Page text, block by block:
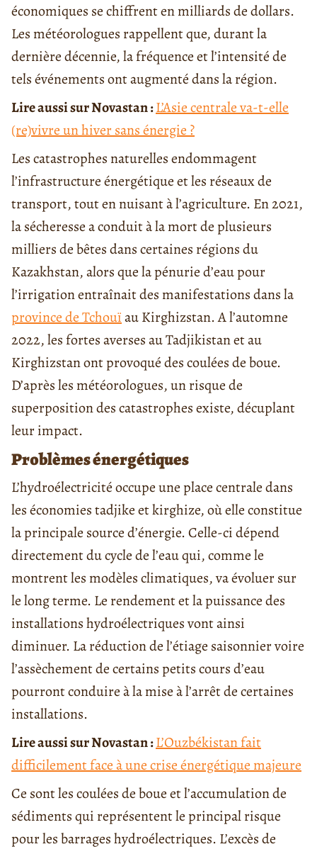
économiques se chiffrent en milliards de dollars.
Les météorologues rappellent que, durant la
dernière décennie, la fréquence et l’intensité de
tels événements ont augmenté dans la région.
Lire aussi sur Novastan :L’Asie centrale va-t-elle
(re)vivre un hiver sans énergie ?
Les catastrophes naturelles endommagent
l’infrastructure énergétique et les réseaux de
transport, tout en nuisant à l’agriculture. En 2021,
la sécheresse a conduit à la mort de plusieurs
milliers de bêtes dans certaines régions du
Kazakhstan, alors que la pénurie d’eau pour
l’irrigation entraînait des manifestations dans la
province de Tchouïau Kirghizstan. A l’automne
2022, les fortes averses au Tadjikistan et au
Kirghizstan ont provoqué des coulées de boue.
D’après les météorologues, un risque de
superposition des catastrophes existe, décuplant
leur impact.
Problèmes énergétiques
L’hydroélectricité occupe une place centrale dans
les économies tadjike et kirghize, où elle constitue
la principale source d’énergie. Celle-ci dépend
directement du cycle de l’eau qui, comme le
montrent les modèles climatiques, va évoluer sur
le long terme. Le rendement et la puissance des
installations hydroélectriques vont ainsi
diminuer. La réduction de l’étiage saisonnier voire
l’assèchement de certains petits cours d’eau
pourront conduire à la mise à l’arrêt de certaines
installations.
Lire aussi sur Novastan :L’Ouzbékistan fait
difficilement face à une crise énergétique majeure
Ce sont les coulées de boue et l’accumulation de
sédiments qui représentent le principal risque
pour les barrages hydroélectriques. L’excès de